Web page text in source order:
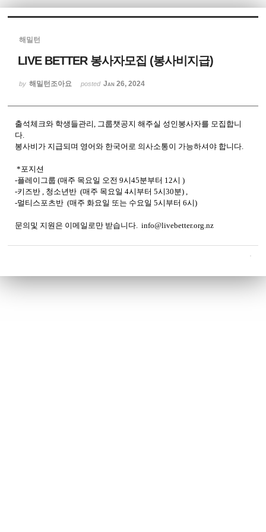
해밀턴
LIVE BETTER 봉사자모집 (봉사비지급)
by 해밀턴조아요 posted Jan 26, 2024
출석체크와 학생들관리, 그룹챗공지 해주실 성인봉사자를 모집합니
다.
봉사비가 지급되며 영어와 한국어로 의사소통이 가능하셔야 합니다.
*포지션
-플레이그룹 (매주 목요일 오전 9시45분부터 12시 )
-키즈반 , 청소년반 (매주 목요일 4시부터 5시30분) ,
-멀티스포츠반 (매주 화요일 또는 수요일 5시부터 6시)
문의및 지원은 이메일로만 받습니다. info@livebetter.org.nz
Sketchbook5, 스케치북5
Sketchbook5, 스케치북5